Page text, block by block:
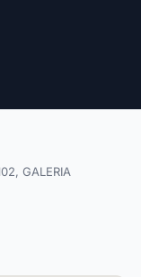
GALERIA